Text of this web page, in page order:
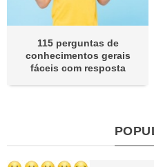
115 perguntas de
conhecimentos gerais
fáceis com resposta